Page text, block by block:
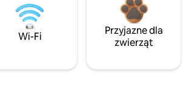
Wi-Fi
Przyjazne dla
zwierząt